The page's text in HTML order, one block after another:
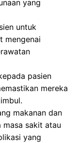
yang
untuk
mengenai
pasien
mereka
makanan dan
masa sakit atau
yang